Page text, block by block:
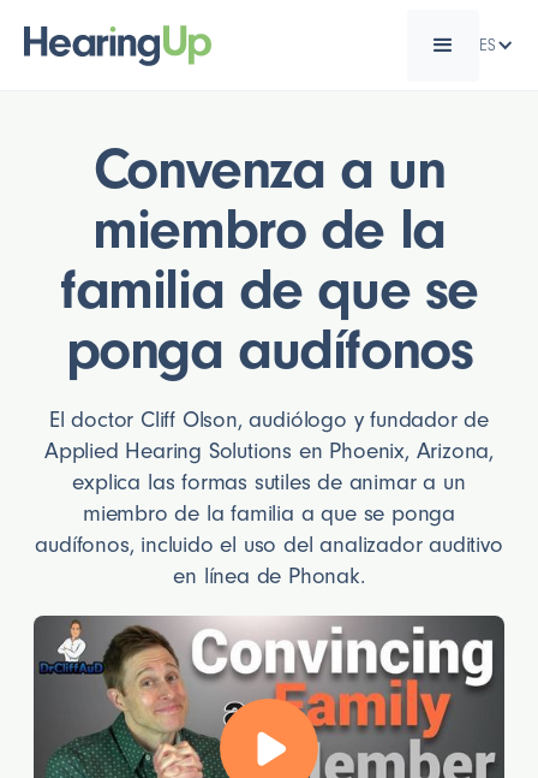
ES
Convenza a un
miembro de la
familia de que se
ponga audífonos
El doctor Cliff Olson, audiólogo y fundador de
Applied Hearing Solutions en Phoenix, Arizona,
explica las formas sutiles de animar a un
miembro de la familia a que se ponga
audífonos, incluido el uso del analizador auditivo
en línea de Phonak.